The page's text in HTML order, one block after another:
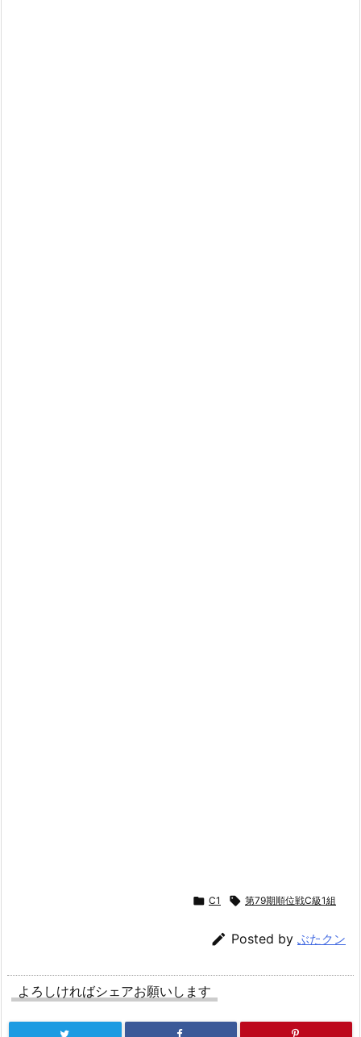
 C1  第79期順位戦C級1組
 Posted by ぶたクン
よろしければシェアお願いします